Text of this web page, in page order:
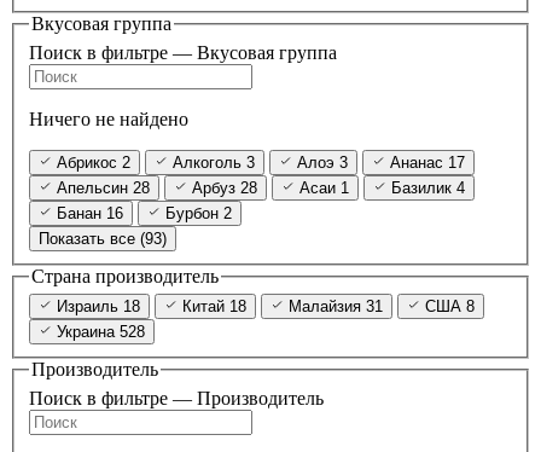
Вкусовая группа
Поиск в фильтре — Вкусовая группа
Ничего не найдено
Абрикос 2 Алкоголь 3 Алоэ 3 Ананас 17
Апельсин 28 Арбуз 28 Асаи 1 Базилик 4
Банан 16 Бурбон 2
Показать все (93)
Страна производитель
Израиль 18 Китай 18 Малайзия 31 США 8
Украина 528
Производитель
Поиск в фильтре — Производитель